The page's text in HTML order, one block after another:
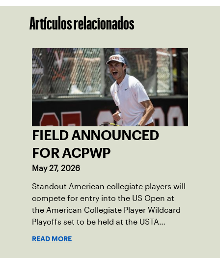
Artículos relacionados
FIELD ANNOUNCED
FOR ACPWP
May 27, 2026
Standout American collegiate players will
compete for entry into the US Open at
the American Collegiate Player Wildcard
Playoffs set to be held at the USTA
READ MORE